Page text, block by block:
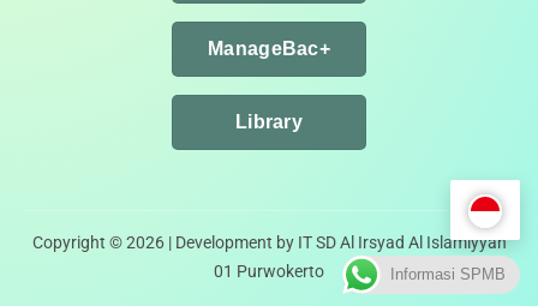
ManageBac+
Library
Copyright © 2026 | Development by IT SD Al Irsyad Al Islamiyyah
01 Purwokerto
Informasi SPMB